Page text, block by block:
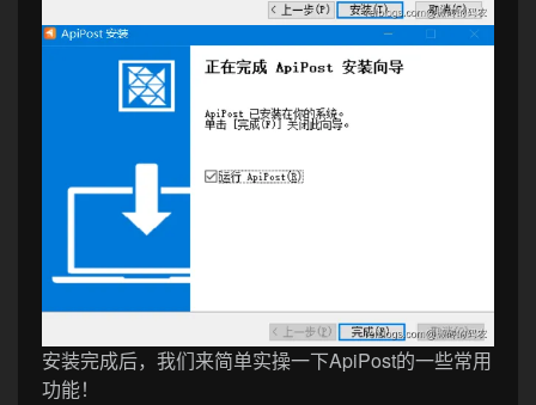
安装完成后，我们来简单实操一下ApiPost的一些常用
功能！